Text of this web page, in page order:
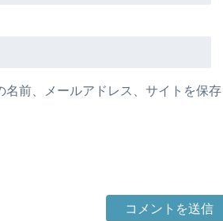
前、メールアドレス、サイトを保存